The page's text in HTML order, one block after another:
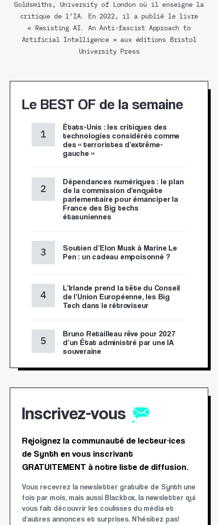
Goldsmiths, University of London où il enseigne la
critique de l’IA. En 2022, il a publié le livre
« Resisting AI. An Anti-fascist Approach to
Artificial Intelligence » aux éditions Bristol
University Press
Le BEST OF de la semaine
États-Unis : les critiques des
technologies considérés comme
des « terroristes d’extrême-
gauche »
Dépendances numériques : le plan
de la commission d’enquête
parlementaire pour émanciper la
France des Big techs
étasuniennes
Soutien d’Elon Musk à Marine Le
Pen : un cadeau empoisonné ?
L’Irlande prend la tête du Conseil
de l’Union Européenne, les Big
Tech dans le rétroviseur
Bruno Retailleau rêve pour 2027
d’un État administré par une IA
souveraine
Inscrivez-vous
Rejoignez la communauté de lecteur·ices
de Synth en vous inscrivant
GRATUITEMENT à notre liste de diffusion.
Vous recevrez la newsletter gratuite de Synth une
fois par mois, mais aussi Blackbox, la newsletter qui
vous fait découvrir les coulisses du média et
d'autres annonces et surprises. N'hésitez pas!